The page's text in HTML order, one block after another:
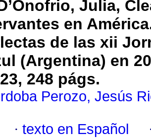
Julia,
en
de las xii
(Argentina) en
248 págs.
Perozo, Jesús
· texto en Español